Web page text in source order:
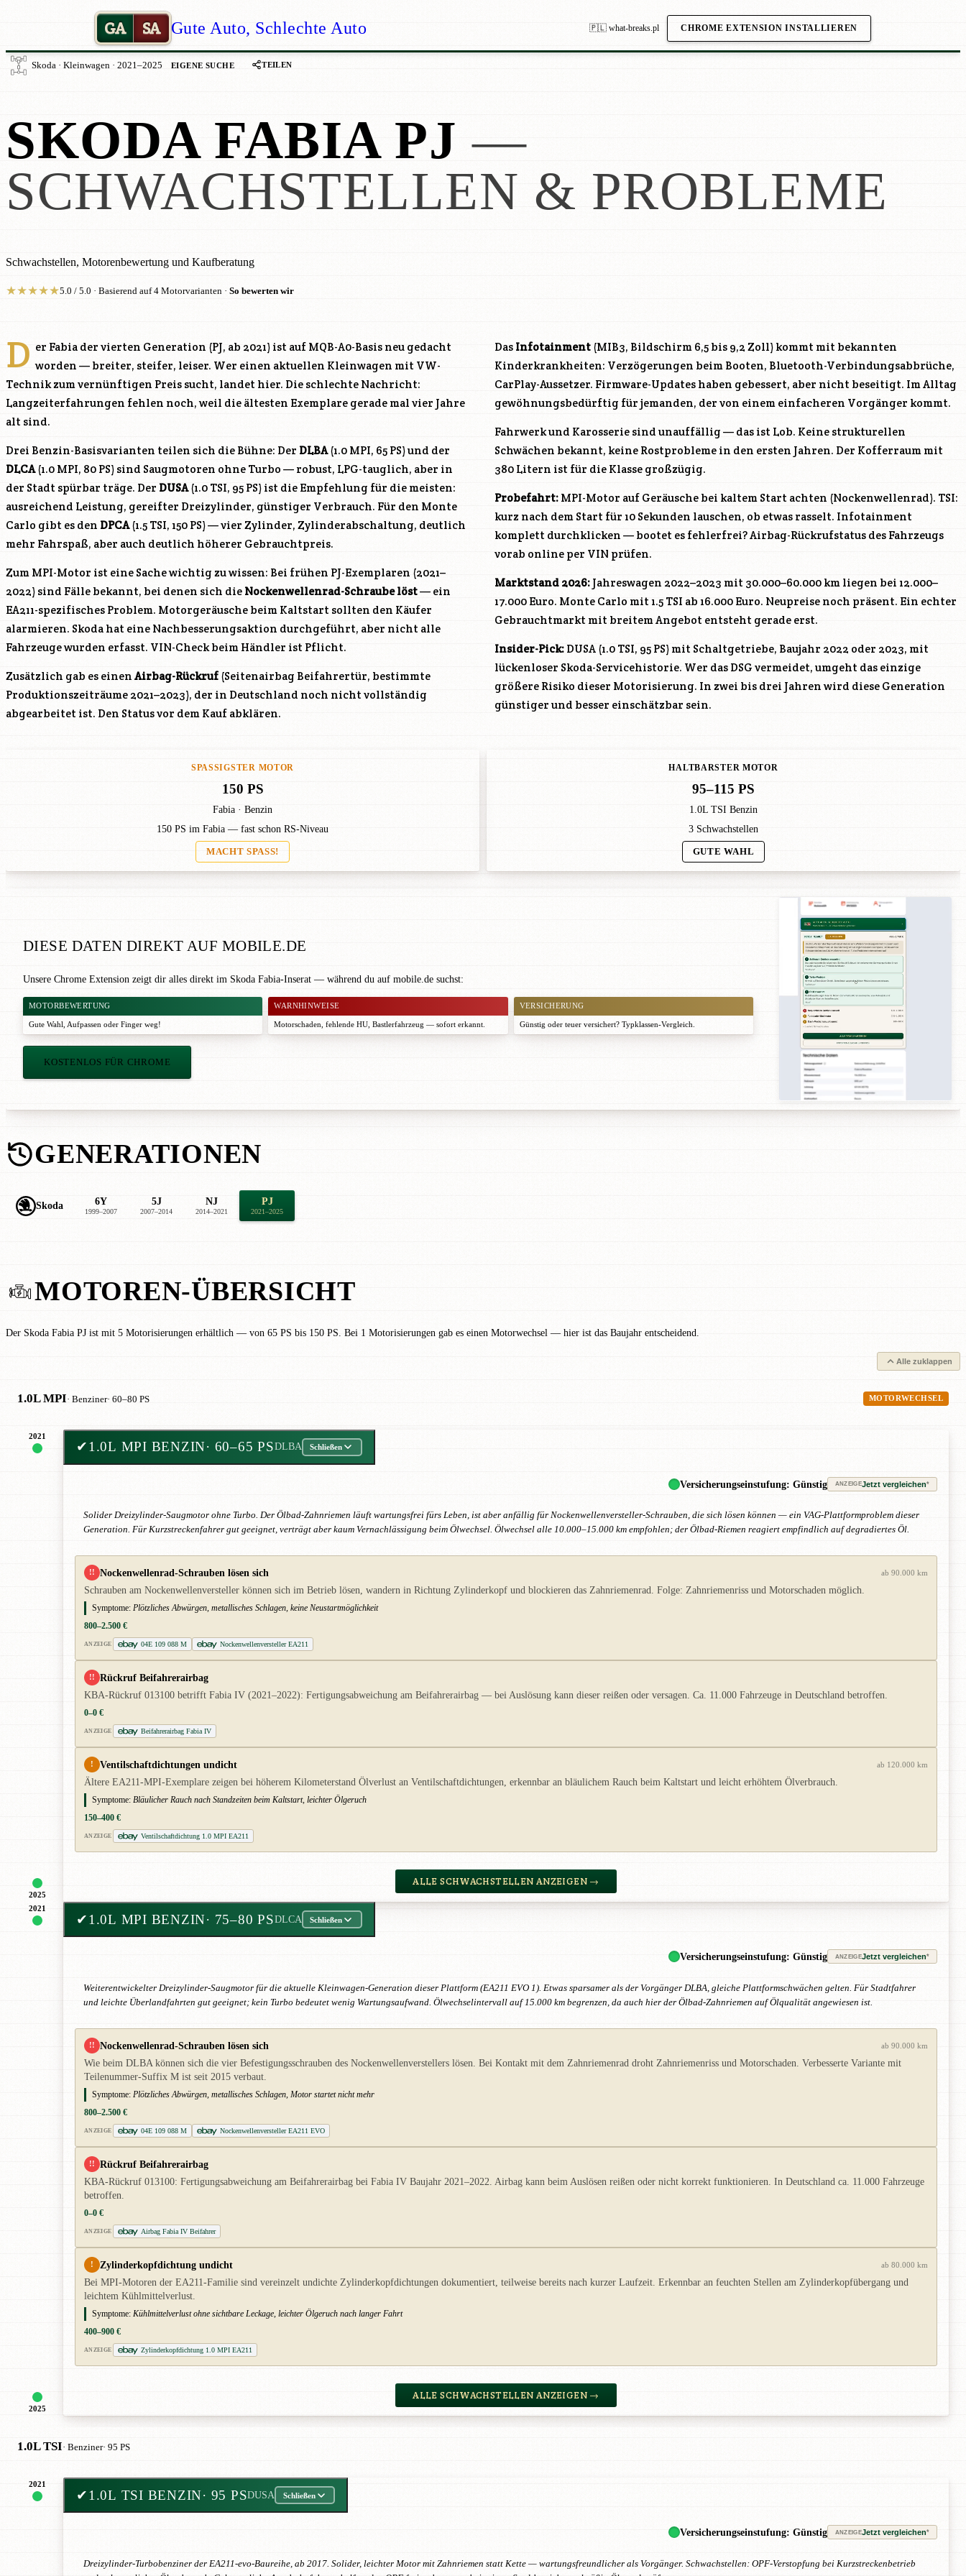
GA SA Gute Auto, Schlechte Auto 🇵🇱 what-breaks.pl CHROME EXTENSION INSTALLIEREN
Skoda · Kleinwagen · 2021–2025 EIGENE SUCHE TEILEN
SKODA FABIA PJ —
SCHWACHSTELLEN & PROBLEME
Schwachstellen, Motorenbewertung und Kaufberatung
★★★★★5.0 / 5.0 · Basierend auf 4 Motorvarianten · So bewerten wir
D er Fabia der vierten Generation (PJ, ab 2021) ist auf MQB-A0-Basis neu gedacht
worden — breiter, steifer, leiser. Wer einen aktuellen Kleinwagen mit VW-
Technik zum vernünftigen Preis sucht, landet hier. Die schlechte Nachricht:
Langzeiterfahrungen fehlen noch, weil die ältesten Exemplare gerade mal vier Jahre
alt sind.
Drei Benzin-Basisvarianten teilen sich die Bühne: Der DLBA(1.0 MPI, 65 PS) und der
DLCA(1.0 MPI, 80 PS) sind Saugmotoren ohne Turbo — robust, LPG-tauglich, aber in
der Stadt spürbar träge. Der DUSA(1.0 TSI, 95 PS) ist die Empfehlung für die meisten:
ausreichend Leistung, gereifter Dreizylinder, günstiger Verbrauch. Für den Monte
Carlo gibt es den DPCA(1.5 TSI, 150 PS) — vier Zylinder, Zylinderabschaltung, deutlich
mehr Fahrspaß, aber auch deutlich höherer Gebrauchtpreis.
Zum MPI-Motor ist eine Sache wichtig zu wissen: Bei frühen PJ-Exemplaren (2021–
2022) sind Fälle bekannt, bei denen sich die Nockenwellenrad-Schraube löst— ein
EA211-spezifisches Problem. Motorgeräusche beim Kaltstart sollten den Käufer
alarmieren. Skoda hat eine Nachbesserungsaktion durchgeführt, aber nicht alle
Fahrzeuge wurden erfasst. VIN-Check beim Händler ist Pflicht.
Zusätzlich gab es einen Airbag-Rückruf(Seitenairbag Beifahrertür, bestimmte
Produktionszeiträume 2021–2023), der in Deutschland noch nicht vollständig
abgearbeitet ist. Den Status vor dem Kauf abklären.
Das Infotainment (MIB3, Bildschirm 6,5 bis 9,2 Zoll) kommt mit bekannten
Kinderkrankheiten: Verzögerungen beim Booten, Bluetooth-Verbindungsabbrüche,
CarPlay-Aussetzer. Firmware-Updates haben gebessert, aber nicht beseitigt. Im Alltag
gewöhnungsbedürftig für jemanden, der von einem einfacheren Vorgänger kommt.
Fahrwerk und Karosserie sind unauffällig — das ist Lob. Keine strukturellen
Schwächen bekannt, keine Rostprobleme in den ersten Jahren. Der Kofferraum mit
380 Litern ist für die Klasse großzügig.
Probefahrt: MPI-Motor auf Geräusche bei kaltem Start achten (Nockenwellenrad). TSI:
kurz nach dem Start für 10 Sekunden lauschen, ob etwas rasselt. Infotainment
komplett durchklicken — bootet es fehlerfrei? Airbag-Rückrufstatus des Fahrzeugs
vorab online per VIN prüfen.
Marktstand 2026: Jahreswagen 2022–2023 mit 30.000–60.000 km liegen bei 12.000–
17.000 Euro. Monte Carlo mit 1.5 TSI ab 16.000 Euro. Neupreise noch präsent. Ein echter
Gebrauchtmarkt mit breitem Angebot entsteht gerade erst.
Insider-Pick: DUSA (1.0 TSI, 95 PS) mit Schaltgetriebe, Baujahr 2022 oder 2023, mit
lückenloser Skoda-Servicehistorie. Wer das DSG vermeidet, umgeht das einzige
größere Risiko dieser Motorisierung. In zwei bis drei Jahren wird diese Generation
günstiger und besser einschätzbar sein.
SPASSIGSTER MOTOR
150 PS
Fabia · Benzin
150 PS im Fabia — fast schon RS-Niveau
MACHT SPASS!
HALTBARSTER MOTOR
95–115 PS
1.0L TSI Benzin
3 Schwachstellen
GUTE WAHL
DIESE DATEN DIREKT AUF MOBILE.DE
Unsere Chrome Extension zeigt dir alles direkt im Skoda Fabia-Inserat — während du auf mobile.de suchst:
MOTORBEWERTUNG
Gute Wahl Aufpassen oder Finger weg!
WARNHINWEISE
Motorschaden, fehlende HU, Bastlerfahrzeug — sofort erkannt.
VERSICHERUNG
Günstig oder teuer versichert? Typklassen-Vergleich.
KOSTENLOS FÜR CHROME
GENERATIONEN
Skoda 6Y
1999–2007
5J
2007–2014
NJ
2014–2021
PJ
2021–2025
MOTOREN-ÜBERSICHT
Der Skoda Fabia PJ ist mit 5 Motorisierungen erhältlich — von 65 PS bis 150 PS. Bei 1 Motorisierungen gab es einen Motorwechsel — hier ist das Baujahr entscheidend.
Alle zuklappen
1.0L MPI· Benziner· 60–80 PS MOTORWECHSEL
2021
2025
✔1.0L MPI BENZIN· 60–65 PSDLBA Schließen
Versicherungseinstufung: Günstig ANZEIGEJetzt vergleichen*
Solider Dreizylinder-Saugmotor ohne Turbo. Der Ölbad-Zahnriemen läuft wartungsfrei fürs Leben, ist aber anfällig für Nockenwellenversteller-Schrauben, die sich lösen können — ein VAG-Plattformproblem dieser
Generation. Für Kurzstreckenfahrer gut geeignet, verträgt aber kaum Vernachlässigung beim Ölwechsel. Ölwechsel alle 10.000–15.000 km empfohlen; der Ölbad-Riemen reagiert empfindlich auf degradiertes Öl.
!! Nockenwellenrad-Schrauben lösen sich ab 90.000 km
Schrauben am Nockenwellenversteller können sich im Betrieb lösen, wandern in Richtung Zylinderkopf und blockieren das Zahnriemenrad. Folge: Zahnriemenriss und Motorschaden möglich.
Symptome: Plötzliches Abwürgen, metallisches Schlagen, keine Neustartmöglichkeit
800–2.500 €
ANZEIGE 04E 109 088 M Nockenwellenversteller EA211
!! Rückruf Beifahrerairbag
KBA-Rückruf 013100 betrifft Fabia IV (2021–2022): Fertigungsabweichung am Beifahrerairbag — bei Auslösung kann dieser reißen oder versagen. Ca. 11.000 Fahrzeuge in Deutschland betroffen.
0–0 €
ANZEIGE Beifahrerairbag Fabia IV
! Ventilschaftdichtungen undicht ab 120.000 km
Ältere EA211-MPI-Exemplare zeigen bei höherem Kilometerstand Ölverlust an Ventilschaftdichtungen, erkennbar an bläulichem Rauch beim Kaltstart und leicht erhöhtem Ölverbrauch.
Symptome: Bläulicher Rauch nach Standzeiten beim Kaltstart, leichter Ölgeruch
150–400 €
ANZEIGE Ventilschaftdichtung 1.0 MPI EA211
ALLE SCHWACHSTELLEN ANZEIGEN →
2021
2025
✔1.0L MPI BENZIN· 75–80 PSDLCA Schließen
Versicherungseinstufung: Günstig ANZEIGEJetzt vergleichen*
Weiterentwickelter Dreizylinder-Saugmotor für die aktuelle Kleinwagen-Generation dieser Plattform (EA211 EVO 1). Etwas sparsamer als der Vorgänger DLBA, gleiche Plattformschwächen gelten. Für Stadtfahrer
und leichte Überlandfahrten gut geeignet; kein Turbo bedeutet wenig Wartungsaufwand. Ölwechselintervall auf 15.000 km begrenzen, da auch hier der Ölbad-Zahnriemen auf Ölqualität angewiesen ist.
!! Nockenwellenrad-Schrauben lösen sich ab 90.000 km
Wie beim DLBA können sich die vier Befestigungsschrauben des Nockenwellenverstellers lösen. Bei Kontakt mit dem Zahnriemenrad droht Zahnriemenriss und Motorschaden. Verbesserte Variante mit
Teilenummer-Suffix M ist seit 2015 verbaut.
Symptome: Plötzliches Abwürgen, metallisches Schlagen, Motor startet nicht mehr
800–2.500 €
ANZEIGE 04E 109 088 M Nockenwellenversteller EA211 EVO
!! Rückruf Beifahrerairbag
KBA-Rückruf 013100: Fertigungsabweichung am Beifahrerairbag bei Fabia IV Baujahr 2021–2022. Airbag kann beim Auslösen reißen oder nicht korrekt funktionieren. In Deutschland ca. 11.000 Fahrzeuge
betroffen.
0–0 €
ANZEIGE Airbag Fabia IV Beifahrer
! Zylinderkopfdichtung undicht ab 80.000 km
Bei MPI-Motoren der EA211-Familie sind vereinzelt undichte Zylinderkopfdichtungen dokumentiert, teilweise bereits nach kurzer Laufzeit. Erkennbar an feuchten Stellen am Zylinderkopfübergang und
leichtem Kühlmittelverlust.
Symptome: Kühlmittelverlust ohne sichtbare Leckage, leichter Ölgeruch nach langer Fahrt
400–900 €
ANZEIGE Zylinderkopfdichtung 1.0 MPI EA211
ALLE SCHWACHSTELLEN ANZEIGEN →
1.0L TSI· Benziner· 95 PS
2021
✔1.0L TSI BENZIN· 95 PSDUSA Schließen
Versicherungseinstufung: Günstig ANZEIGEJetzt vergleichen*
Dreizylinder-Turbobenziner der EA211-evo-Baureihe, ab 2017. Solider, leichter Motor mit Zahnriemen statt Kette — wartungsfreundlicher als Vorgänger. Schwachstellen: OPF-Verstopfung bei Kurzstreckenbetrieb